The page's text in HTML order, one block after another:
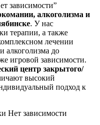
зависимости”
алкоголизма и
. У нас
терапии, а также
лечении
алкоголизма до
игровой зависимости.
центр закрытого/
высокий
подход к